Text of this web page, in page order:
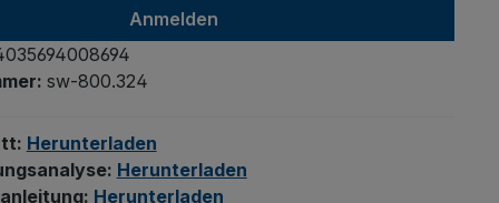
Anmelden
sw-800.324
Herunterladen
Herunterladen
Herunterladen